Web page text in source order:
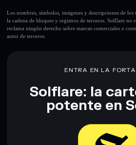
Los nombres, símbolos, imágenes y descripciones de los
la cadena de bloques y registros de terceros. Solflare no
reclama ningún derecho sobre marcas comerciales o
autor de terceros.
ENTRA EN LA
Solflare: la
potente en